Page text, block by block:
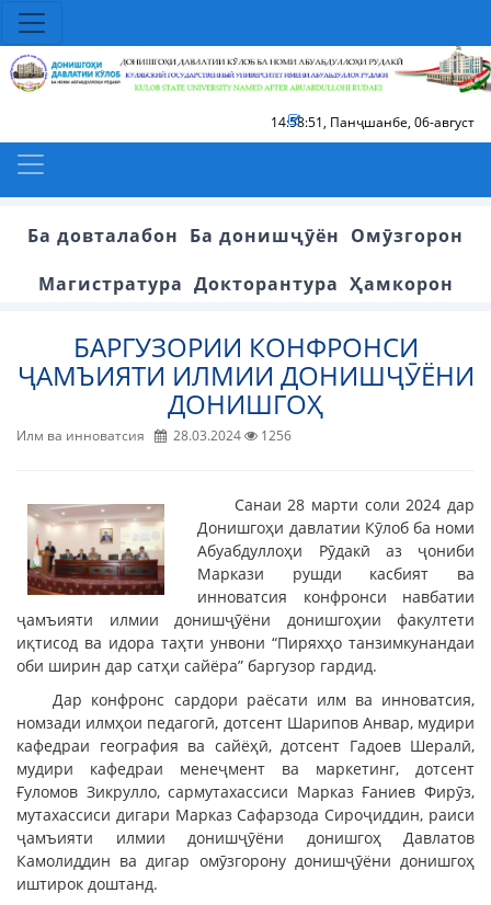
14:58:52, Панҷшанбе, 06-август
Ба довталабон Ба донишҷӯён Омӯзгорон
Магистратура Докторантура Ҳамкорон
БАРГУЗОРИИ КОНФРОНСИ
ҶАМЪИЯТИ ИЛМИИ ДОНИШҶӮЁНИ
ДОНИШГОҲ
Илм ва инноватсия 28.03.2024 1256
Санаи 28 марти соли 2024 дар
Донишгоҳи давлатии Кӯлоб ба номи
Абуабдуллоҳи Рӯдакӣ аз ҷониби
Маркази рушди касбият ва
инноватсия конфронси навбатии
ҷамъияти илмии донишҷӯёни донишгоҳии факултети
иқтисод ва идора таҳти унвони “Пиряхҳо танзимкунандаи
оби ширин дар сатҳи сайёра” баргузор гардид.
Дар конфронс сардори раёсати илм ва инноватсия,
номзади илмҳои педагогӣ, дотсент Шарипов Анвар, мудири
кафедраи география ва сайёҳӣ, дотсент Гадоев Шералӣ,
мудири кафедраи менеҷмент ва маркетинг, дотсент
Ғуломов Зикрулло, сармутахассиси Марказ Ғаниев Фирӯз,
мутахассиси дигари Марказ Сафарзода Сироҷиддин, раиси
ҷамъияти илмии донишҷӯёни донишгоҳ Давлатов
Камолиддин ва дигар омӯзгорону донишҷӯёни донишгоҳ
иштирок доштанд.